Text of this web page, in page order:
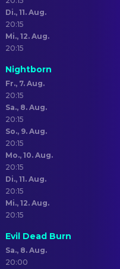
Di., 11. Aug.
20:15
Mi., 12. Aug.
20:15
Nightborn
Fr., 7. Aug.
20:15
Sa., 8. Aug.
20:15
So., 9. Aug.
20:15
Mo., 10. Aug.
20:15
Di., 11. Aug.
20:15
Mi., 12. Aug.
20:15
Evil Dead Burn
Sa., 8. Aug.
20:00